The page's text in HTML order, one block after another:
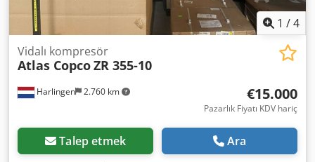
1 /4
Harlingen 2.760 km
Vidalı kompresör
Atlas CopcoZR 355-10
€15.000
Pazarlık Fiyatı KDV hariç
Talep etmek Ara